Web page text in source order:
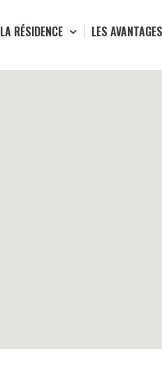
LA RÉSIDENCE LES AVANTAGES